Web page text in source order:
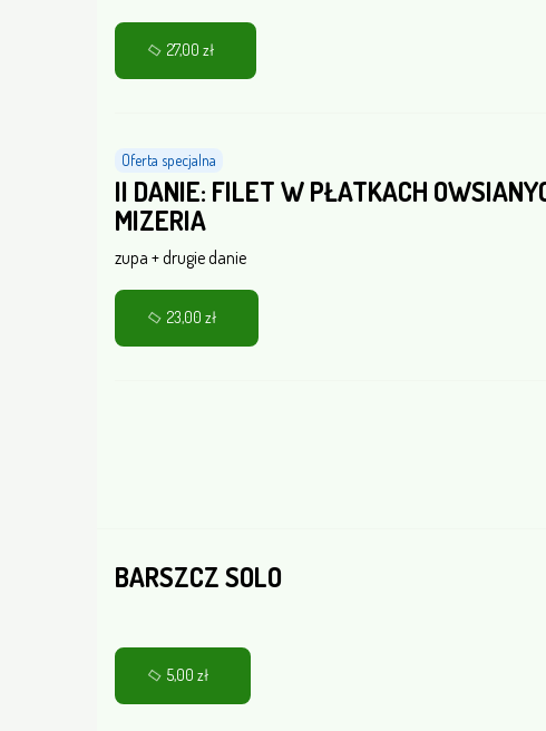
Oferta specjalna
II DANIE: FILET W PŁATKACH
MIZERIA
zupa + drugie danie
BARSZCZ SOLO